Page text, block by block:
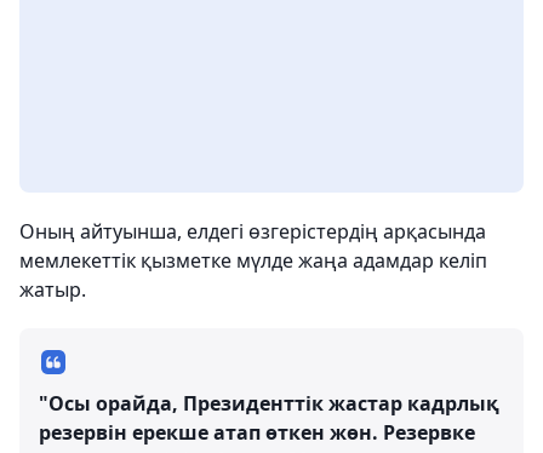
Оның айтуынша, елдегі өзгерістердің арқасында
мемлекеттік қызметке мүлде жаңа адамдар келіп
жатыр.
"Осы орайда, Президенттік жастар кадрлық
резервін ерекше атап өткен жөн. Резервке